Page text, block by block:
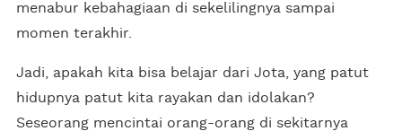
menabur kebahagiaan di sekelilingnya sampai
momen terakhir.
Jadi, apakah kita bisa belajar dari Jota, yang patut
hidupnya patut kita rayakan dan idolakan?
Seseorang mencintai orang-orang di sekitarnya